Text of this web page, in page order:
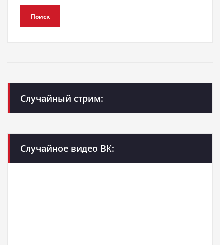
Поиск
Случайный стрим:
Случайное видео ВК: